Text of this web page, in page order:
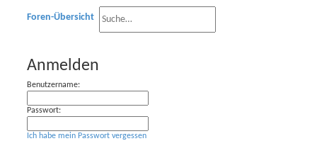
Foren-Übersicht
e
i
Anmelden
Benutzername:
Passwort:
Ich habe mein Passwort vergessen